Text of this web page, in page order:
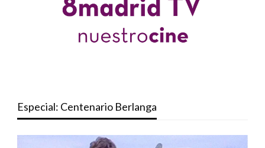
Especial: Centenario Berlanga